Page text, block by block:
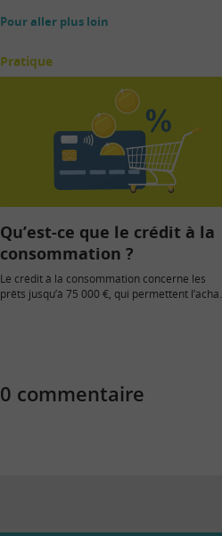
Pour aller plus loin
Pratique
Qu’est-ce que le crédit à la
consommation ?
Le crédit à la consommation concerne les
prêts jusqu’à 75 000 €, qui permettent l’achat
0 commentaire